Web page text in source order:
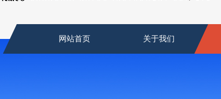
网站首页 关于我们